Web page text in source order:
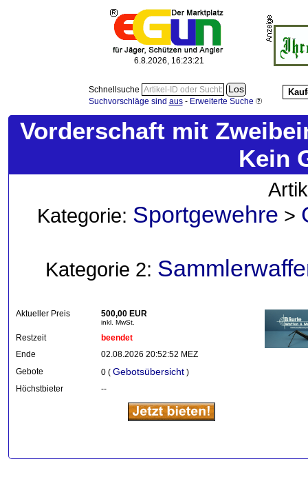
6.8.2026, 16:23:23
Schnellsuche
Suchvorschläge sind aus- Erweiterte Suche
Vorderschaft mit
Kein
Kategorie: Sportgewehre >
Kategorie 2:
Aktueller Preis 500,00 EUR
inkl. MwSt.
Restzeit
beendet
Ende
02.08.2026 20:52:52 MEZ
Gebote
0 ( Gebotsübersicht )
Höchstbieter
--